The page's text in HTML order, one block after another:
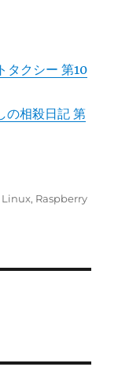
タクシー 第10
の相殺日記 第
Linux, Raspberry